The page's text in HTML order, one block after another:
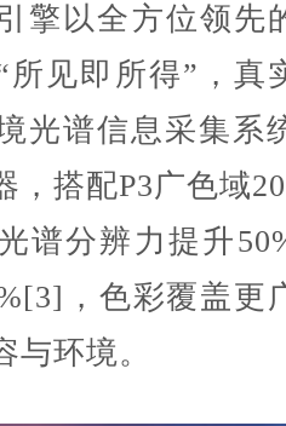
以全方位领先
所见即所得”，真
光谱信息采集系
，搭配P3广色域
谱分辨力提升
，色彩覆盖更
与环境。